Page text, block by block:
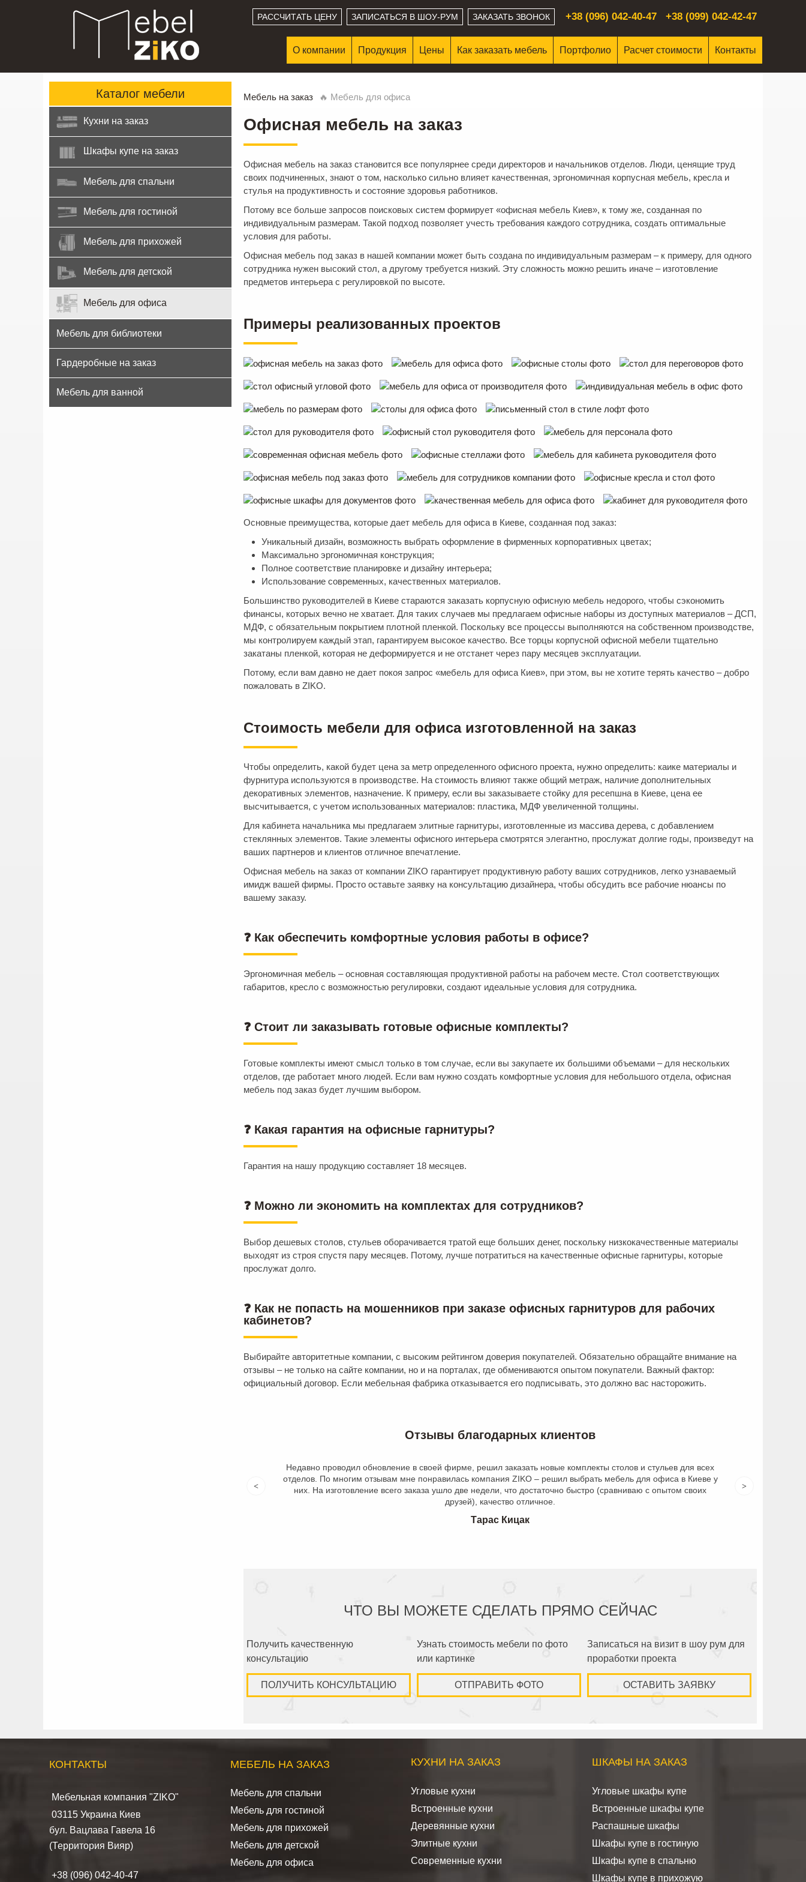
+38 (096) 042-40-47 +38 (099) 042-42-47
РАССЧИТАТЬ ЦЕНУ ЗАПИСАТЬСЯ В ШОУ-РУМ ЗАКАЗАТЬ ЗВОНОК
О компании Продукция Цены Как заказать мебель Портфолио Расчет стоимости Контакты
Каталог мебели
Кухни на заказ
Шкафы купе на заказ
Мебель для спальни
Мебель для гостиной
Мебель для прихожей
Мебель для детской
Мебель для офиса
Мебель для библиотеки
Гардеробные на заказ
Мебель для ванной
Мебель на заказ 🔥 Мебель для офиса
Офисная мебель на заказ
Офисная мебель на заказ становится все популярнее среди директоров и начальников отделов. Люди, ценящие труд
своих подчиненных, знают о том, насколько сильно влияет качественная, эргономичная корпусная мебель, кресла и
стулья на продуктивность и состояние здоровья работников.
Потому все больше запросов поисковых систем формирует «офисная мебель Киев», к тому же, созданная по
индивидуальным размерам. Такой подход позволяет учесть требования каждого сотрудника, создать оптимальные
условия для работы.
Офисная мебель под заказ в нашей компании может быть создана по индивидуальным размерам – к примеру, для одного
сотрудника нужен высокий стол, а другому требуется низкий. Эту сложность можно решить иначе – изготовление
предметов интерьера с регулировкой по высоте.
Примеры реализованных проектов
Основные преимущества, которые дает мебель для офиса в Киеве, созданная под заказ:
Уникальный дизайн, возможность выбрать оформление в фирменных корпоративных цветах;
Максимально эргономичная конструкция;
Полное соответствие планировке и дизайну интерьера;
Использование современных, качественных материалов.
Большинство руководителей в Киеве стараются заказать корпусную офисную мебель недорого, чтобы сэкономить
финансы, которых вечно не хватает. Для таких случаев мы предлагаем офисные наборы из доступных материалов – ДСП,
МДФ, с обязательным покрытием плотной пленкой. Поскольку все процессы выполняются на собственном производстве,
мы контролируем каждый этап, гарантируем высокое качество. Все торцы корпусной офисной мебели тщательно
закатаны пленкой, которая не деформируется и не отстанет через пару месяцев эксплуатации.
Потому, если вам давно не дает покоя запрос «мебель для офиса Киев», при этом, вы не хотите терять качество – добро
пожаловать в ZIKO.
Стоимость мебели для офиса изготовленной на заказ
Чтобы определить, какой будет цена за метр определенного офисного проекта, нужно определить: каике материалы и
фурнитура используются в производстве. На стоимость влияют также общий метраж, наличие дополнительных
декоративных элементов, назначение. К примеру, если вы заказываете стойку для ресепшна в Киеве, цена ее
высчитывается, с учетом использованных материалов: пластика, МДФ увеличенной толщины.
Для кабинета начальника мы предлагаем элитные гарнитуры, изготовленные из массива дерева, с добавлением
стеклянных элементов. Такие элементы офисного интерьера смотрятся элегантно, прослужат долгие годы, произведут на
ваших партнеров и клиентов отличное впечатление.
Офисная мебель на заказ от компании ZIKO гарантирует продуктивную работу ваших сотрудников, легко узнаваемый
имидж вашей фирмы. Просто оставьте заявку на консультацию дизайнера, чтобы обсудить все рабочие нюансы по
вашему заказу.
❓ Как обеспечить комфортные условия работы в офисе?
Эргономичная мебель – основная составляющая продуктивной работы на рабочем месте. Стол соответствующих
габаритов, кресло с возможностью регулировки, создают идеальные условия для сотрудника.
❓ Стоит ли заказывать готовые офисные комплекты?
Готовые комплекты имеют смысл только в том случае, если вы закупаете их большими объемами – для нескольких
отделов, где работает много людей. Если вам нужно создать комфортные условия для небольшого отдела, офисная
мебель под заказ будет лучшим выбором.
❓ Какая гарантия на офисные гарнитуры?
Гарантия на нашу продукцию составляет 18 месяцев.
❓ Можно ли экономить на комплектах для сотрудников?
Выбор дешевых столов, стульев оборачивается тратой еще больших денег, поскольку низкокачественные материалы
выходят из строя спустя пару месяцев. Потому, лучше потратиться на качественные офисные гарнитуры, которые
прослужат долго.
❓ Как не попасть на мошенников при заказе офисных гарнитуров для рабочих
кабинетов?
Выбирайте авторитетные компании, с высоким рейтингом доверия покупателей. Обязательно обращайте внимание на
отзывы – не только на сайте компании, но и на порталах, где обмениваются опытом покупатели. Важный фактор:
официальный договор. Если мебельная фабрика отказывается его подписывать, это должно вас насторожить.
Отзывы благодарных клиентов
Недавно проводил обновление в своей фирме, решил заказать новые комплекты столов и стульев для всех
отделов. По многим отзывам мне понравилась компания ZIKO – решил выбрать мебель для офиса в Киеве у
них. На изготовление всего заказа ушло две недели, что достаточно быстро (сравниваю с опытом своих
друзей), качество отличное.
компании ZIKO
< >
ЧТО ВЫ МОЖЕТЕ СДЕЛАТЬ ПРЯМО СЕЙЧАС
Получить качественную
консультацию
ПОЛУЧИТЬ КОНСУЛЬТАЦИЮ
Узнать стоимость мебели по фото
или картинке
ОТПРАВИТЬ ФОТО
Записаться на визит в шоу рум для
проработки проекта
ОСТАВИТЬ ЗАЯВКУ
КОНТАКТЫ
Мебельная компания "ZIKO"
03115 Украина Киев
бул. Вацлава Гавела 16
(Территория Вияр)
+38 (096) 042-40-47
МЕБЕЛЬ НА ЗАКАЗ
Мебель для спальни
Мебель для гостиной
Мебель для прихожей
Мебель для детской
Мебель для офиса
КУХНИ НА ЗАКАЗ
Угловые кухни
Встроенные кухни
Деревянные кухни
Элитные кухни
Современные кухни
ШКАФЫ НА ЗАКАЗ
Угловые шкафы купе
Встроенные шкафы купе
Распашные шкафы
Шкафы купе в гостиную
Шкафы купе в спальню
Шкафы купе в прихожую